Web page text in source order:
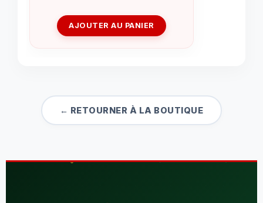
AJOUTER AU PANIER
← RETOURNER À LA BOUTIQUE